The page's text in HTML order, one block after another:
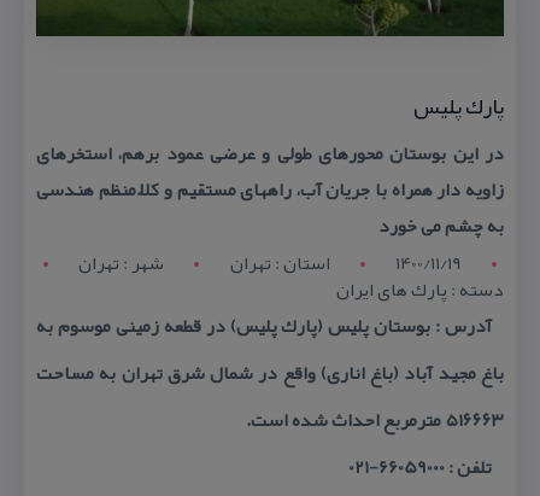
پارك پلیس
در این بوستان محورهای طولی و عرضی عمود برهم، استخرهای
زاویه دار همراه با جریان آب، راههای مستقیم و كلاً منظم هندسی
به چشم می خورد
1400/11/19
استان : تهران شهر : تهران
دسته : پارك های ایران
آدرس : بوستان پلیس (پارك پلیس) در قطعه زمینی موسوم به
باغ مجید آباد (باغ اناری) واقع در شمال شرق تهران به مساحت
۵۱۶۶۶۳ مترمربع احداث شده است.
تلفن : 66059000-021